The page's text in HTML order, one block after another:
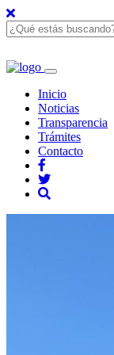
Inicio
Noticias
Transparencia
Trámites
Contacto